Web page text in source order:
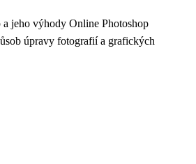
jeho výhody Online Photoshop
úpravy fotografií a grafických